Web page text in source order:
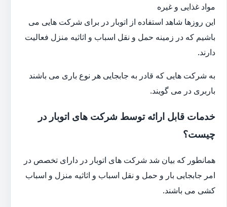
مواد غذایی و غیره
این روزها شاهد استفاده از اتوبار در برای شرکت هایی می
باشیم که در زمینه حمل و نقل اسباب و اثاثیه منزل فعالیت
دارند.
به شرکت هایی که قادر به جابجایی هر نوع باری می باشند
باربری در می گویند.
خدمات قابل ارائه توسط شرکت های اتوبار در
چیست؟
همانطور که بیان شد شرکت های اتوبار در دارای تخصص در
امر جابجایی بار و حمل و نقل اسباب و اثاثیه منزل و اسباب
کشی می باشند.